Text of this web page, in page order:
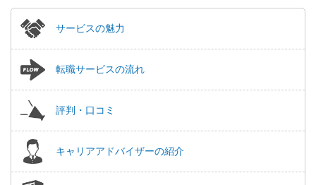
サービスの魅力
転職サービスの流れ
評判・口コミ
キャリアアドバイザーの紹介